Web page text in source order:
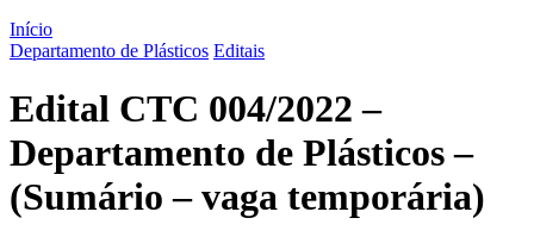
Início
Departamento de Plásticos Editais
Edital CTC 004/2022 –
Departamento de Plásticos –
(Sumário – vaga temporária)